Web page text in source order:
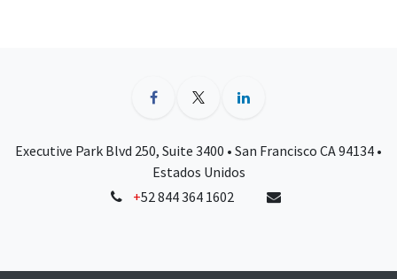
Executive Park Blvd 250, Suite 3400 • San Francisco CA 94134 •
Estados Unidos
+52 844 364 1602